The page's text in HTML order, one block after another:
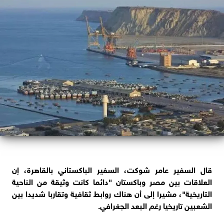
قال السفير عامر شوكت، السفير الباكستاني بالقاهرة، إن
العلاقات بين مصر وباكستان "دائما كانت وثيقة من الناحية
التاريخية"، مشيرا إلى أن هناك روابط ثقافية وتقاربا شديدا بين
الشعبين تاريخيا رغم البعد الجغرافي.